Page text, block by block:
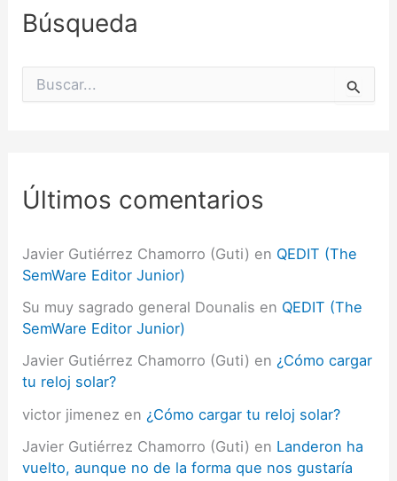
Búsqueda
Últimos comentarios
Javier Gutiérrez Chamorro (Guti) en QEDIT (The
SemWare Editor Junior)
Su muy sagrado general Dounalis en QEDIT (The
SemWare Editor Junior)
Javier Gutiérrez Chamorro (Guti) en ¿Cómo cargar
tu reloj solar?
victor jimenez en ¿Cómo cargar tu reloj solar?
Javier Gutiérrez Chamorro (Guti) en Landeron ha
vuelto, aunque no de la forma que nos gustaría